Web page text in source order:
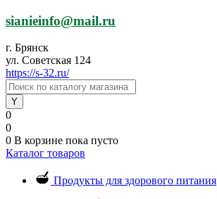
sianieinfo@mail.ru
г. Брянск
ул. Советская 124
https://s-32.ru/
0
0
0 В корзине пока пусто
Каталог товаров
Продукты для здорового питания